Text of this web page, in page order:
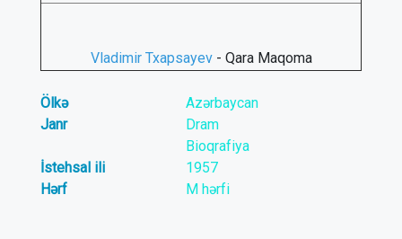
Vladimir Txapsayev- Qara Maqoma
Ölkə
Azərbaycan
Janr
Dram
Bioqrafiya
İstehsal ili
1957
Hərf
M hərfi